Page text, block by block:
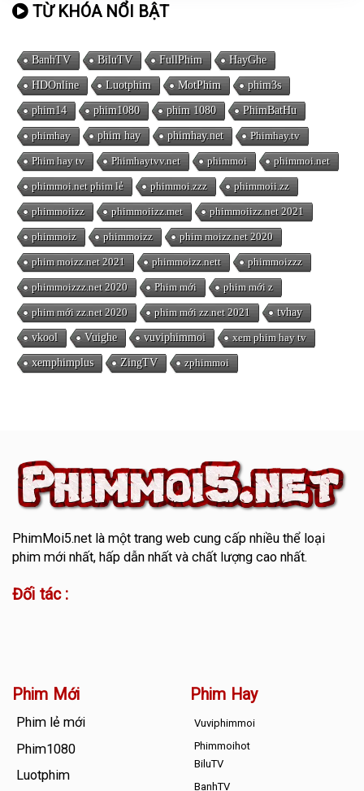
TỪ KHÓA NỔI BẬT
BanhTV BiluTV FullPhim HayGhe
HDOnline Luotphim MotPhim phim3s
phim14 phim1080 phim 1080 PhimBatHu
phimhay phim hay phimhay.net Phimhay.tv
Phim hay tv Phimhaytvv.net phimmoi phimmoi.net
phimmoi.net phim lẻ phimmoi.zzz phimmoii.zz
phimmoiizz phimmoiizz.met phimmoiizz.net 2021
phimmoiz phimmoizz phim moizz.net 2020
phim moizz.net 2021 phimmoizz.nett phimmoizzz
phimmoizzz.net 2020 Phim mới phim mới z
phim mới zz.net 2020 phim mới zz.net 2021 tvhay
vkool Vuighe vuviphimmoi xem phim hay tv
xemphimplus ZingTV zphimmoi
PhimMoi5.netlà một trang web cung cấp nhiều thể loại
phim mới nhất, hấp dẫn nhất và chất lượng cao nhất.
Đối tác :
Phim Mới
Phim lẻ mới
Phim1080
Luotphim
Phim Hay
Vuviphimmoi
Phimmoihot
BiluTV
BanhTV